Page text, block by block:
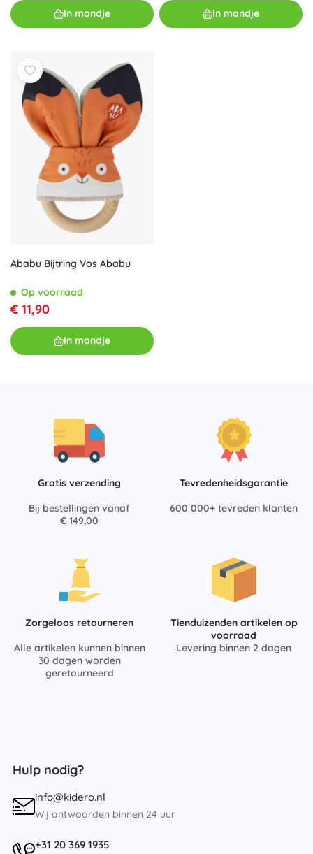
In mandje In mandje
Ababu Bijtring Vos Ababu
Op voorraad
€ 11,90
In mandje
Gratis verzending
Bij bestellingen vanaf
€ 149,00
Tevredenheidsgarantie
600 000+ tevreden klanten
Zorgeloos retourneren
Alle artikelen kunnen binnen
30 dagen worden
geretourneerd
Tienduizenden artikelen op
voorraad
Levering binnen 2 dagen
Hulp nodig?
info@kidero.nl
Wij antwoorden binnen 24 uur
+31 20 369 1935